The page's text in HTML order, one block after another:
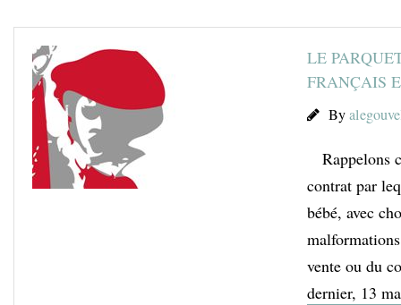
LE
FRANÇAIS
By
Rappelons
contrat par
bébé, avec
vente ou du
dernier, 13